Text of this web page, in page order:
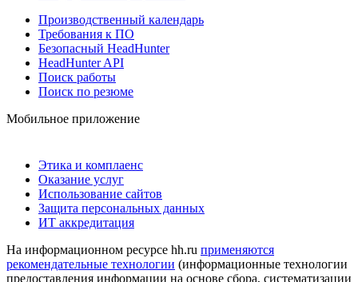
Производственный календарь
Требования к ПО
Безопасный HeadHunter
HeadHunter API
Поиск работы
Поиск по резюме
Мобильное приложение
Этика и комплаенс
Оказание услуг
Использование сайтов
Защита персональных данных
ИТ аккредитация
На информационном ресурсе hh.ru применяются
рекомендательные технологии (информационные технологии
предоставления информации на основе сбора, систематизации